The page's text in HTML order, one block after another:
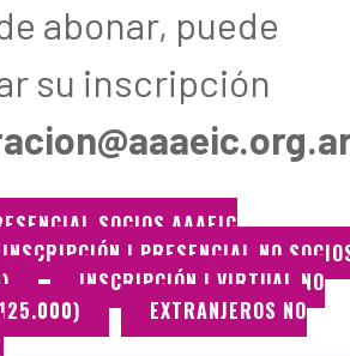
abonar, puede
su inscripción
SOCIOS AAAEIC
INSCRIPCIÓN | PRESENCIAL NO
INSCRIPCIÓN | VIRTUAL NO
EXTRANJEROS NO